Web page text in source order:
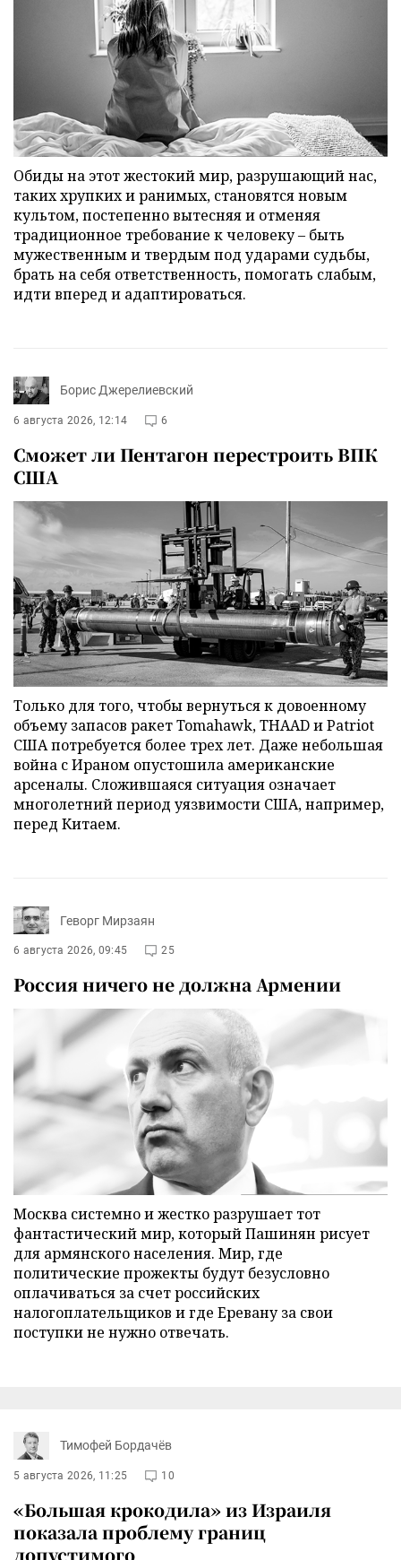
Обиды на этот жестокий мир, разрушающий нас,
таких хрупких и ранимых, становятся новым
культом, постепенно вытесняя и отменяя
традиционное требование к человеку – быть
мужественным и твердым под ударами судьбы,
брать на себя ответственность, помогать слабым,
идти вперед и адаптироваться.
Борис Джерелиевский
6 августа 2026, 12:14 6
Сможет ли Пентагон перестроить ВПК
США
Только для того, чтобы вернуться к довоенному
объему запасов ракет Tomahawk, THAAD и Patriot
США потребуется более трех лет. Даже небольшая
война с Ираном опустошила американские
арсеналы. Сложившаяся ситуация означает
многолетний период уязвимости США, например,
перед Китаем.
Геворг Мирзаян
6 августа 2026, 09:45 25
Россия ничего не должна Армении
Москва системно и жестко разрушает тот
фантастический мир, который Пашинян рисует
для армянского населения. Мир, где
политические прожекты будут безусловно
оплачиваться за счет российских
налогоплательщиков и где Еревану за свои
поступки не нужно отвечать.
Тимофей Бордачёв
5 августа 2026, 11:25 10
«Большая крокодила» из Израиля
показала проблему границ
допустимого